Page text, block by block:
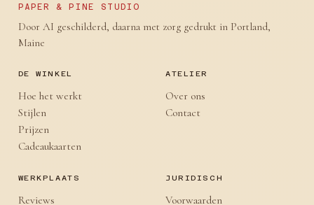
PAPER & PINE STUDIO
Door AI geschilderd, daarna met zorg gedrukt in Portland,
Maine
DE WINKEL
Hoe het werkt
Stijlen
Prijzen
Cadeaukaarten
ATELIER
Over ons
Contact
WERKPLAATS
Reviews
JURIDISCH
Voorwaarden